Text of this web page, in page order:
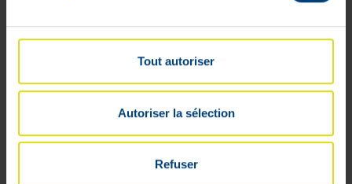
Tout autoriser
Autoriser la sélection
Refuser
Resultat Rapide 10 Secondes